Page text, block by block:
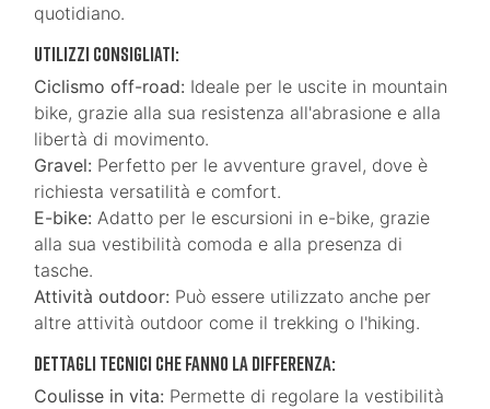
quotidiano.
Utilizzi consigliati:
Ciclismo off-road: Ideale per le uscite in mountain
bike, grazie alla sua resistenza all'abrasione e alla
libertà di movimento.
Gravel: Perfetto per le avventure gravel, dove è
richiesta versatilità e comfort.
E-bike: Adatto per le escursioni in e-bike, grazie
alla sua vestibilità comoda e alla presenza di
tasche.
Attività outdoor: Può essere utilizzato anche per
altre attività outdoor come il trekking o l'hiking.
Dettagli tecnici che fanno la differenza:
Coulisse in vita: Permette di regolare la vestibilità